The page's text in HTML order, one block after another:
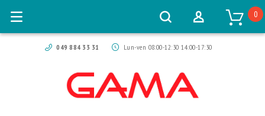
049 884 33 31 Lun-ven 08:00-12:30 14:00-17:30
0